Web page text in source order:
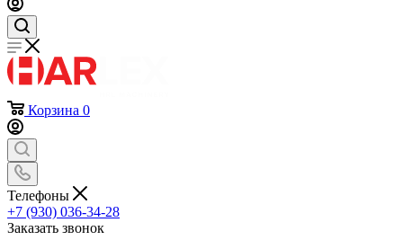
Корзина 0
Телефоны
+7 (930) 036-34-28
Заказать звонок